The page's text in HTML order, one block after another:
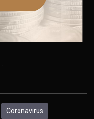
Coronavirus